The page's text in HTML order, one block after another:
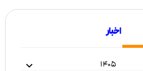
اخبار
۱۴۰۵